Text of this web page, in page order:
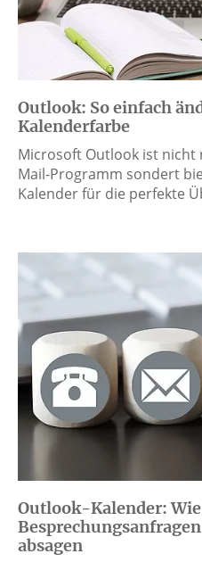
Outlook: So einfach
Kalenderfarbe
Microsoft Outlook ist nicht
Mail-Programm sondert
Kalender für die perfekte
Outlook-Kalender: Wie
absagen